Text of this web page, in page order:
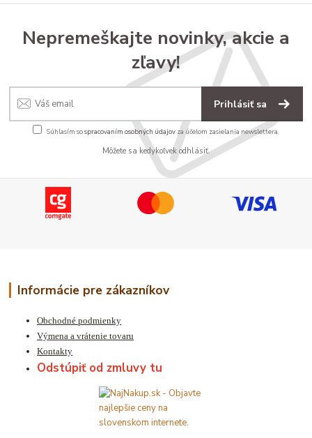
Nepremeškajte novinky, akcie a
zľavy!
Prihlásiť sa
Súhlasím sospracovaním osobných údajov za účelom zasielania newslettera.
Môžete sa kedykoľvek odhlásiť.
Informácie pre zákazníkov
Obchodné podmienky
Výmena a vrátenie tovaru
Kontakty
Odstúpiť od zmluvy tu